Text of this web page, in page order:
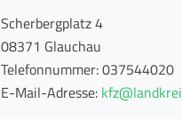
Scherbergplatz 4
08371 Glauchau
Telefonnummer: 037544020
E-Mail-Adresse: